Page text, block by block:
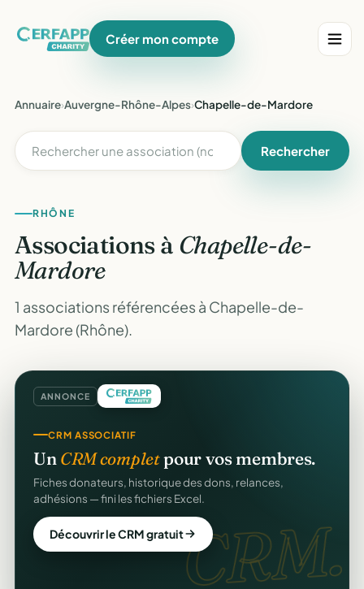
Créer mon compte
Annuaire›Auvergne-Rhône-Alpes›Chapelle-de-Mardore
Rechercher
RHÔNE
Associations à Chapelle-de-
Mardore
1 associations référencées à Chapelle-de-
Mardore (Rhône).
ANNONCE
CRM.
CRM ASSOCIATIF
UnCRM completpour vos membres.
Fiches donateurs, historique des dons, relances,
adhésions — fini les fichiers Excel.
Découvrir le CRM gratuit
COLLECTE DE DONS
Collectez des donsen ligne.
Campagnes, paiement sécurisé, reçu fiscal instantané
pour chaque donateur. 100 % gratuit.
Lancer ma collecte